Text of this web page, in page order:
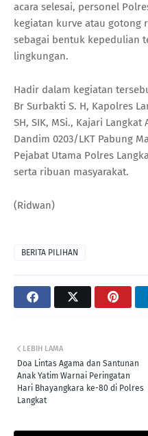
acara selesai, personel
kegiatan kurve atau gotong
sebagai bentuk kepedulian
lingkungan.
Hadir dalam kegiatan
Br Surbakti S. H, Kapolres
SH, SIK, MSi., Kajari
Dandim 0203/LKT Pabung
Pejabat Utama Polres
serta ribuan masyarakat.
(Ridwan)
BERITA PILIHAN
LEBIH LAMA
Doa Lintas Agama dan Santunan
Anak Yatim Warnai Peringatan
Hari Bhayangkara ke-80 di Polres
Langkat